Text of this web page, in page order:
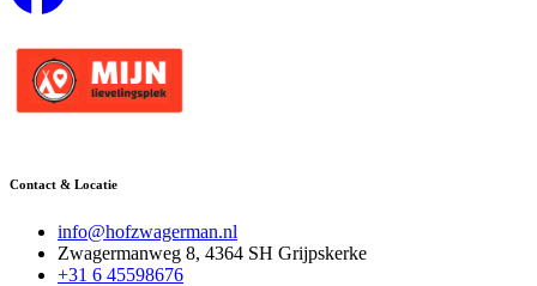
Contact & Locatie
info@hofzwagerman.nl
Zwagermanweg 8, 4364 SH Grijpskerke
+31 6 45598676